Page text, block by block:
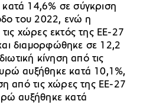
14,6% σε σύγκριση
του 2022, ενώ η
τις χώρες εκτός της ΕΕ-27
διαμορφώθηκε σε 12,2
κίνηση από τις
αυξήθηκε κατά 10,1%,
από τις χώρες της ΕΕ-27
αυξήθηκε κατά